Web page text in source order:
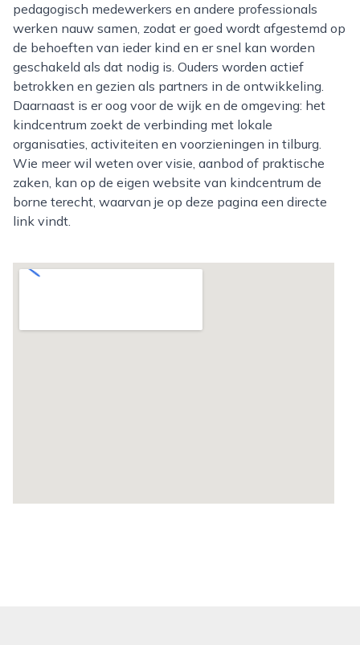
pedagogisch medewerkers en andere professionals
werken nauw samen, zodat er goed wordt afgestemd op
de behoeften van ieder kind en er snel kan worden
geschakeld als dat nodig is. Ouders worden actief
betrokken en gezien als partners in de ontwikkeling.
Daarnaast is er oog voor de wijk en de omgeving: het
kindcentrum zoekt de verbinding met lokale
organisaties, activiteiten en voorzieningen in tilburg.
Wie meer wil weten over visie, aanbod of praktische
zaken, kan op de eigen website van kindcentrum de
borne terecht, waarvan je op deze pagina een directe
link vindt.